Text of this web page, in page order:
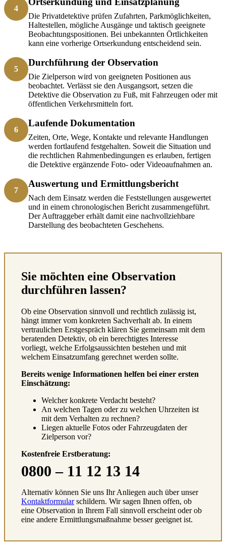
4
Die Privatdetektive prüfen Zufahrten, Parkmöglichkeiten,
Haltestellen, mögliche Ausgänge und taktisch geeignete
Beobachtungspositionen. Bei unbekannten Örtlichkeiten
kann eine vorherige Ortserkundung entscheidend sein.
5
Durchführung der Observation
Die Zielperson wird von geeigneten Positionen aus
beobachtet. Verlässt sie den Ausgangsort, setzen die
Detektive die Observation zu Fuß, mit Fahrzeugen oder mit
öffentlichen Verkehrsmitteln fort.
6
Laufende Dokumentation
Zeiten, Orte, Wege, Kontakte und relevante Handlungen
werden fortlaufend festgehalten. Soweit die Situation und
die rechtlichen Rahmenbedingungen es erlauben, fertigen
die Detektive ergänzende Foto- oder Videoaufnahmen an.
7
Auswertung und Ermittlungsbericht
Nach dem Einsatz werden die Feststellungen ausgewertet
und in einem chronologischen Bericht zusammengeführt.
Der Auftraggeber erhält damit eine nachvollziehbare
Darstellung des beobachteten Geschehens.
Sie möchten eine Observation
durchführen lassen?
Ob eine Observation sinnvoll und rechtlich zulässig ist,
hängt immer vom konkreten Sachverhalt ab. In einem
vertraulichen Erstgespräch klären Sie gemeinsam mit dem
beratenden Detektiv, ob ein berechtigtes Interesse
vorliegt, welche Erfolgsaussichten bestehen und mit
welchem Einsatzumfang gerechnet werden sollte.
Bereits wenige Informationen helfen bei einer ersten
Einschätzung:
Welcher konkrete Verdacht besteht?
An welchen Tagen oder zu welchen Uhrzeiten ist
mit dem Verhalten zu rechnen?
Liegen aktuelle Fotos oder Fahrzeugdaten der
Zielperson vor?
Kostenfreie Erstberatung:
0800 – 11 12 13 14
Alternativ können Sie uns Ihr Anliegen auch über unser
Kontaktformularschildern. Wir sagen Ihnen offen, ob
eine Observation in Ihrem Fall sinnvoll erscheint oder ob
eine andere Ermittlungsmaßnahme besser geeignet ist.